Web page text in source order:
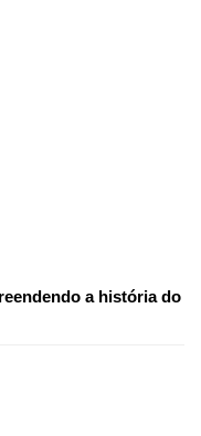
a história do